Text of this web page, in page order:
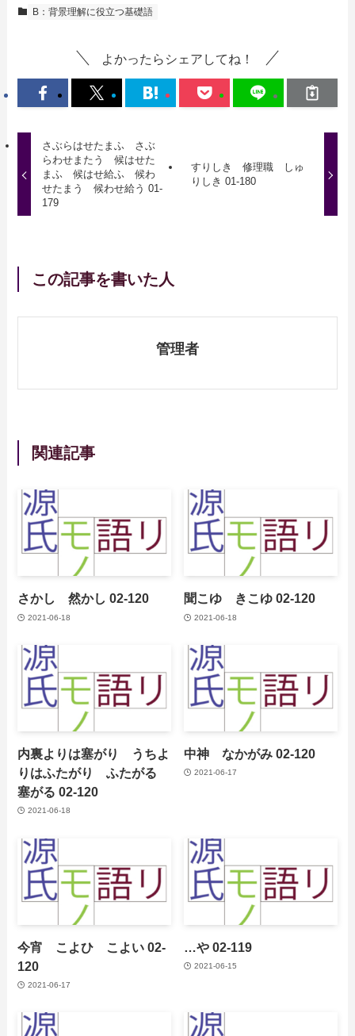
B：背景理解に役立つ基礎語
よかったらシェアしてね！
さぶらはせたまふ さぶ
らわせまたう 候はせた
まふ 候はせ給ふ 候わ
せたまう 候わせ給う 01-
179
すりしき 修理職 しゅ
りしき 01-180
この記事を書いた人
管理者
関連記事
さかし 然かし 02-120
2021-06-18
聞こゆ きこゆ 02-120
2021-06-18
内裏よりは塞がり うちよ
りはふたがり ふたがる
塞がる 02-120
2021-06-18
中神 なかがみ 02-120
2021-06-17
今宵 こよひ こよい 02-
120
2021-06-17
…や 02-119
2021-06-15